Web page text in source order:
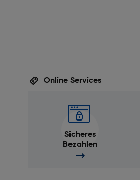
Online Services
Sicheres
Bezahlen